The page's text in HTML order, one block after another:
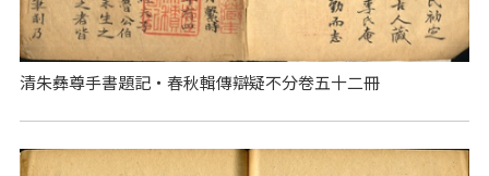
清朱彝尊手書題記‧春秋輯傳辯疑不分卷五十二冊